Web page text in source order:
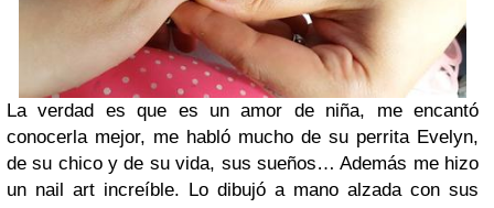
La verdad es que es un amor de niña, me encantó
conocerla mejor, me habló mucho de su perrita Evelyn,
de su chico y de su vida, sus sueños… Además me hizo
un nail art increíble. Lo dibujó a mano alzada con sus